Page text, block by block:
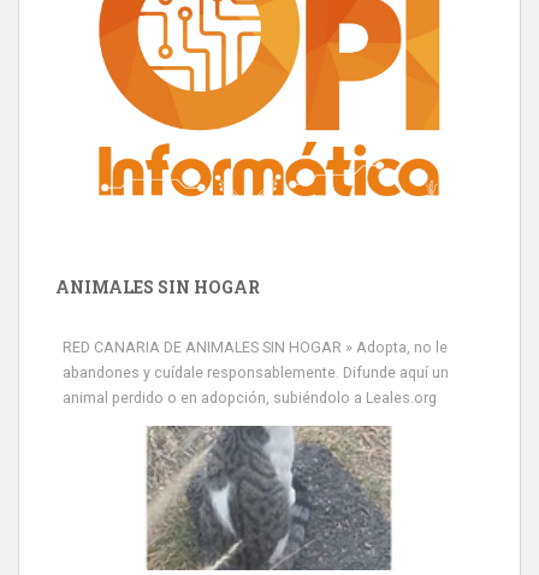
ANIMALES SIN HOGAR
RED CANARIA DE ANIMALES SIN HOGAR » Adopta, no le
abandones y cuídale responsablemente. Difunde aquí un
animal perdido o en adopción, subiéndolo a Leales.org